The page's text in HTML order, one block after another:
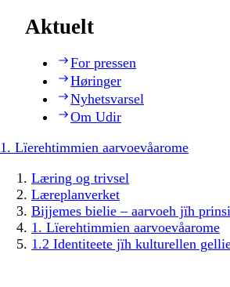
Aktuelt
For pressen
Høringer
Nyhetsvarsel
Om Udir
1. Lïerehtimmien aarvoevåarome
Læring og trivsel
Læreplanverket
Bijjemes bielie – aarvoeh jïh
1. Lïerehtimmien aarvoevåarome
1.2 Identiteete jïh kulturellen